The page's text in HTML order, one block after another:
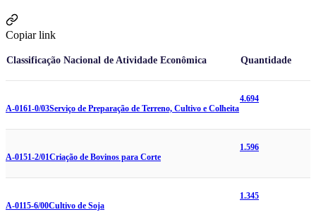
Copiar link
Classificação Nacional de Atividade Econômica Quantidade
A-0161-0/03Serviço de Preparação de Terreno, Cultivo e Colheita
4.694
A-0151-2/01Criação de Bovinos para Corte
1.596
A-0115-6/00Cultivo de Soja
1.345